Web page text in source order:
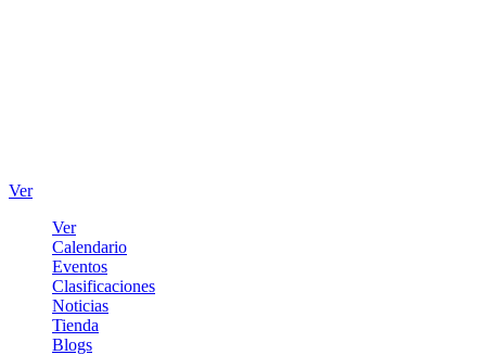
Ver
Ver
Calendario
Eventos
Clasificaciones
Noticias
Tienda
Blogs